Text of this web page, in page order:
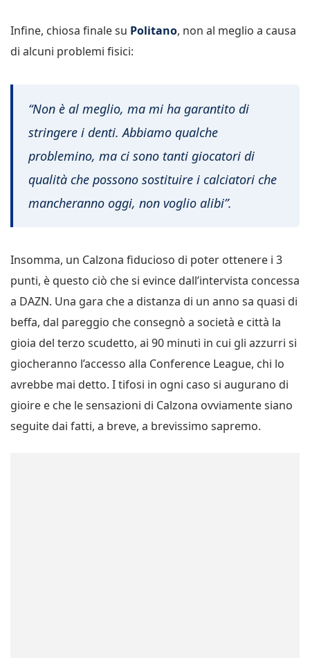
Infine, chiosa finale su Politano, non al meglio a causa
di alcuni problemi fisici:
“Non è al meglio, ma mi ha garantito di
stringere i denti. Abbiamo qualche
problemino, ma ci sono tanti giocatori di
qualità che possono sostituire i calciatori che
mancheranno oggi, non voglio alibi”.
Insomma, un Calzona fiducioso di poter ottenere i 3
punti, è questo ciò che si evince dall’intervista concessa
a DAZN. Una gara che a distanza di un anno sa quasi di
beffa, dal pareggio che consegnò a società e città la
gioia del terzo scudetto, ai 90 minuti in cui gli azzurri si
giocheranno l’accesso alla Conference League, chi lo
avrebbe mai detto. I tifosi in ogni caso si augurano di
gioire e che le sensazioni di Calzona ovviamente siano
seguite dai fatti, a breve, a brevissimo sapremo.